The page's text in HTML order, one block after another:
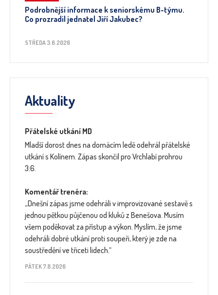
Podrobnější informace k seniorskému B-týmu.
Co prozradil jednatel Jiří Jakubec?
STŘEDA 3.6.2026
Aktuality
Přátelské utkání MD
Mladší dorost dnes na domácím ledě odehrál přátelské
utkání s Kolínem. Zápas skončil pro Vrchlabí prohrou
3:6.
Komentář trenéra:
„Dnešní zápas jsme odehráli v improvizované sestavě s
jednou pětkou půjčenou od kluků z Benešova. Musím
všem poděkovat za přístup a výkon. Myslím, že jsme
odehráli dobré utkání proti soupeři, který je zde na
soustředění ve třiceti lidech.“
PÁTEK 7.8.2026